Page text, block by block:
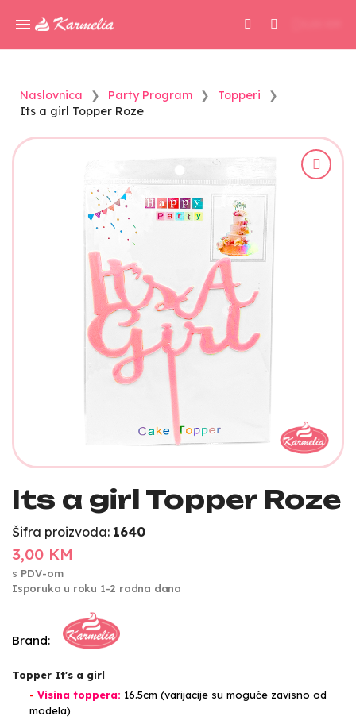
Naslovnica Party Program
Topperi
Its a girl Topper Roze
Its a girl Topper Roze
Šifra proizvoda: 1640
3,00 KM
s PDV-om
Isporuka u roku 1-2 radna dana
Brand:
Topper It's a girl
- Visina toppera: 16.5cm (varijacije su moguće zavisno od
modela)